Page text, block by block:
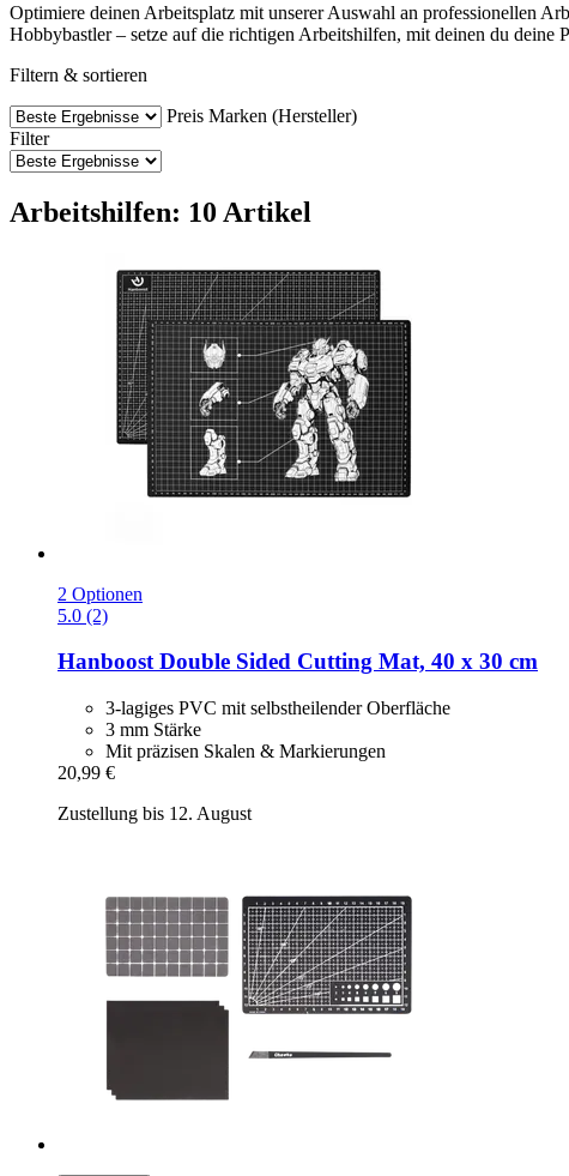
Optimiere deinen Arbeitsplatz mit unserer Auswahl an professionellen
Hobbybastler – setze auf die richtigen Arbeitshilfen, mit deinen du deine
Filtern & sortieren
Preis Marken (Hersteller)
Filter
Arbeitshilfen: 10 Artikel
2 Optionen
5.0 (2)
HanboostDouble Sided Cutting Mat, 40 x 30 cm
3-lagiges PVC mit selbstheilender Oberfläche
3 mm Stärke
Mit präzisen Skalen & Markierungen
20,99 €
Zustellung bis 12. August